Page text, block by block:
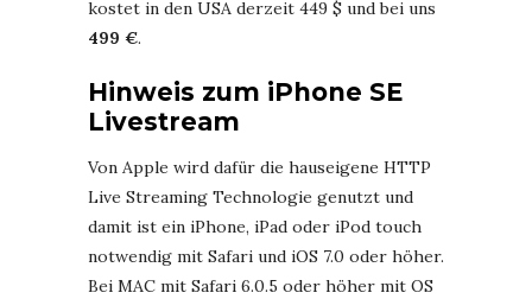
kostet in den USA derzeit 449 $ und bei uns
499 €.
Hinweis zum iPhone SE
Livestream
Von Apple wird dafür die hauseigene HTTP
Live Streaming Technologie genutzt und
damit ist ein iPhone, iPad oder iPod touch
notwendig mit Safari und iOS 7.0 oder höher.
Bei MAC mit Safari 6.0.5 oder höher mit OS